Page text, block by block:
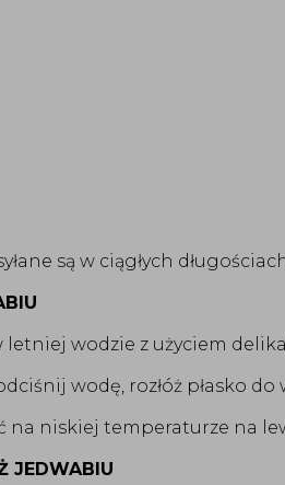
są w ciągłych
letniej wodzie z użyciem
wodę, rozłóż płasko do
na niskiej temperaturze na
JEDWABIU